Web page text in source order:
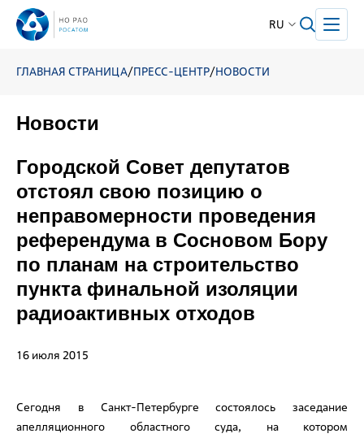
RU
ГЛАВНАЯ СТРАНИЦА/ПРЕСС-ЦЕНТР/НОВОСТИ
Новости
Городской Совет депутатов
отстоял свою позицию о
неправомерности проведения
референдума в Сосновом Бору
по планам на строительство
пункта финальной изоляции
радиоактивных отходов
16 июля 2015
Сегодня в Санкт-Петербурге состоялось заседание
апелляционного областного суда, на котором